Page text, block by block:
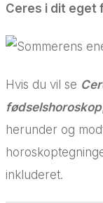
Ceres i dit eget
Hvis du vil se
fødselshoroskop
herunder og
inkluderet.